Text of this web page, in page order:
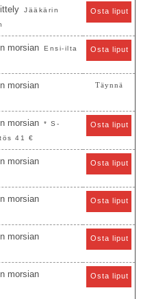
Jääkärin
Osta liput
morsian Ensi-ilta Osta liput
morsian Täynnä
morsian
* S-
41 €
Osta liput
morsian Osta liput
morsian Osta liput
morsian Osta liput
morsian Osta liput